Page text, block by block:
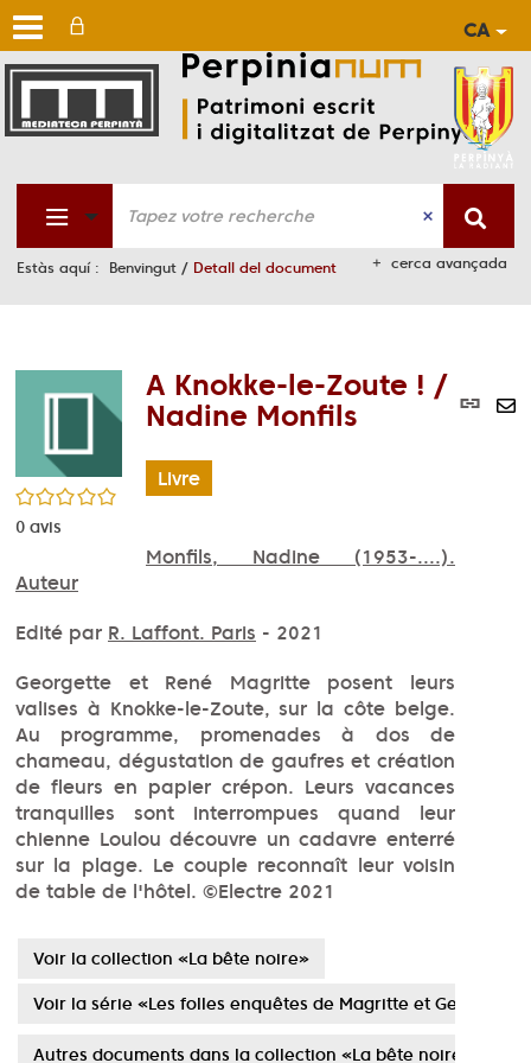
CA
Aller
au
Aller
au
Aller
à
la
cerca avançada
Estàs aquí : Benvingut / Detall del document
/5
0 avis
A Knokke-le-Zoute ! /
Nadine Monfils
Livre
Monfils, Nadine (1953-....).
Auteur
Edité par R. Laffont. Paris - 2021
Georgette et René Magritte posent leurs
valises à Knokke-le-Zoute, sur la côte belge.
Au programme, promenades à dos de
chameau, dégustation de gaufres et création
de fleurs en papier crépon. Leurs vacances
tranquilles sont interrompues quand leur
chienne Loulou découvre un cadavre enterré
sur la plage. Le couple reconnaît leur voisin
de table de l'hôtel. ©Electre 2021
Voir la collection «La bête noire»
Voir la série «Les folles enquêtes de Magritte et Georgette»
Autres documents dans la collection «La bête noire»